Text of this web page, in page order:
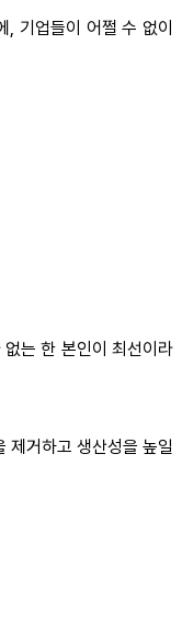
기업들이 어쩔 수 없이
는 한 본인이 최선이라
제거하고 생산성을 높일